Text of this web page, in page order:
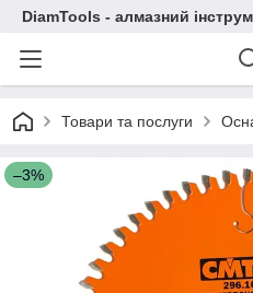
DiamTools - алмазний
Товари та послуги
–3%